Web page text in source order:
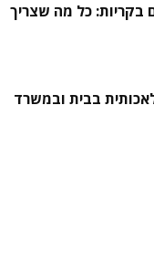
בקריות: כל מה שצריך
בבית ובמשרד